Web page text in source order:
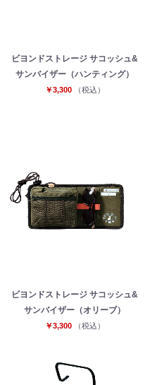
ビヨンドストレージ サコッシュ&
サンバイザー（ハンティング）
￥3,300 （税込）
ビヨンドストレージ サコッシュ&
サンバイザー（オリーブ）
￥3,300 （税込）